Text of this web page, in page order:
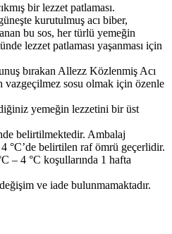
bir lezzet patlaması.
kurutulmuş acı biber,
bu sos, her türlü yemeğin
lezzet patlaması yaşanması için
bırakan Allezz Közlenmiş Acı
vazgeçilmez sosu olmak için özenle
yemeğin lezzetini bir üst
belirtilmektedir. Ambalaj
4 °C’de belirtilen raf ömrü geçerlidir.
– 4 °C koşullarında 1 hafta
ve iade bulunmamaktadır.